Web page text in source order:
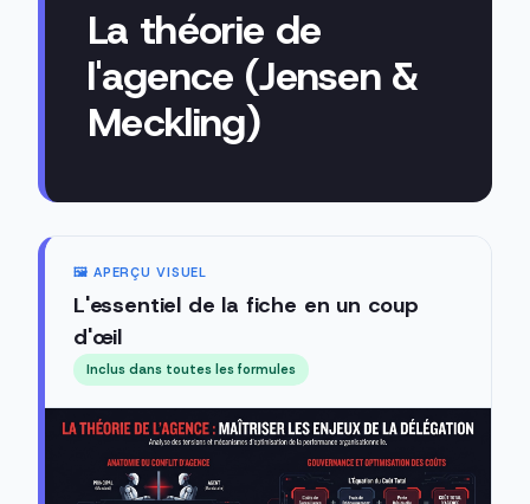
La théorie de
l'agence (Jensen &
Meckling)
🖼️ APERÇU VISUEL
L'essentiel de la fiche en un coup
d'œil
Inclus dans toutes les formules